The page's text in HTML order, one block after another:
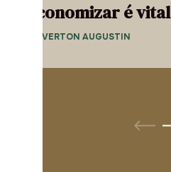
Economizar é vital
— EVERTON AUGUSTIN